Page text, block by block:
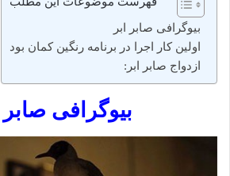
بیوگرافی صابر ابر
اولین کار اجرا در برنامه رنگین کمان بود
ازدواج صابر ابر:
بیوگرافی صابر